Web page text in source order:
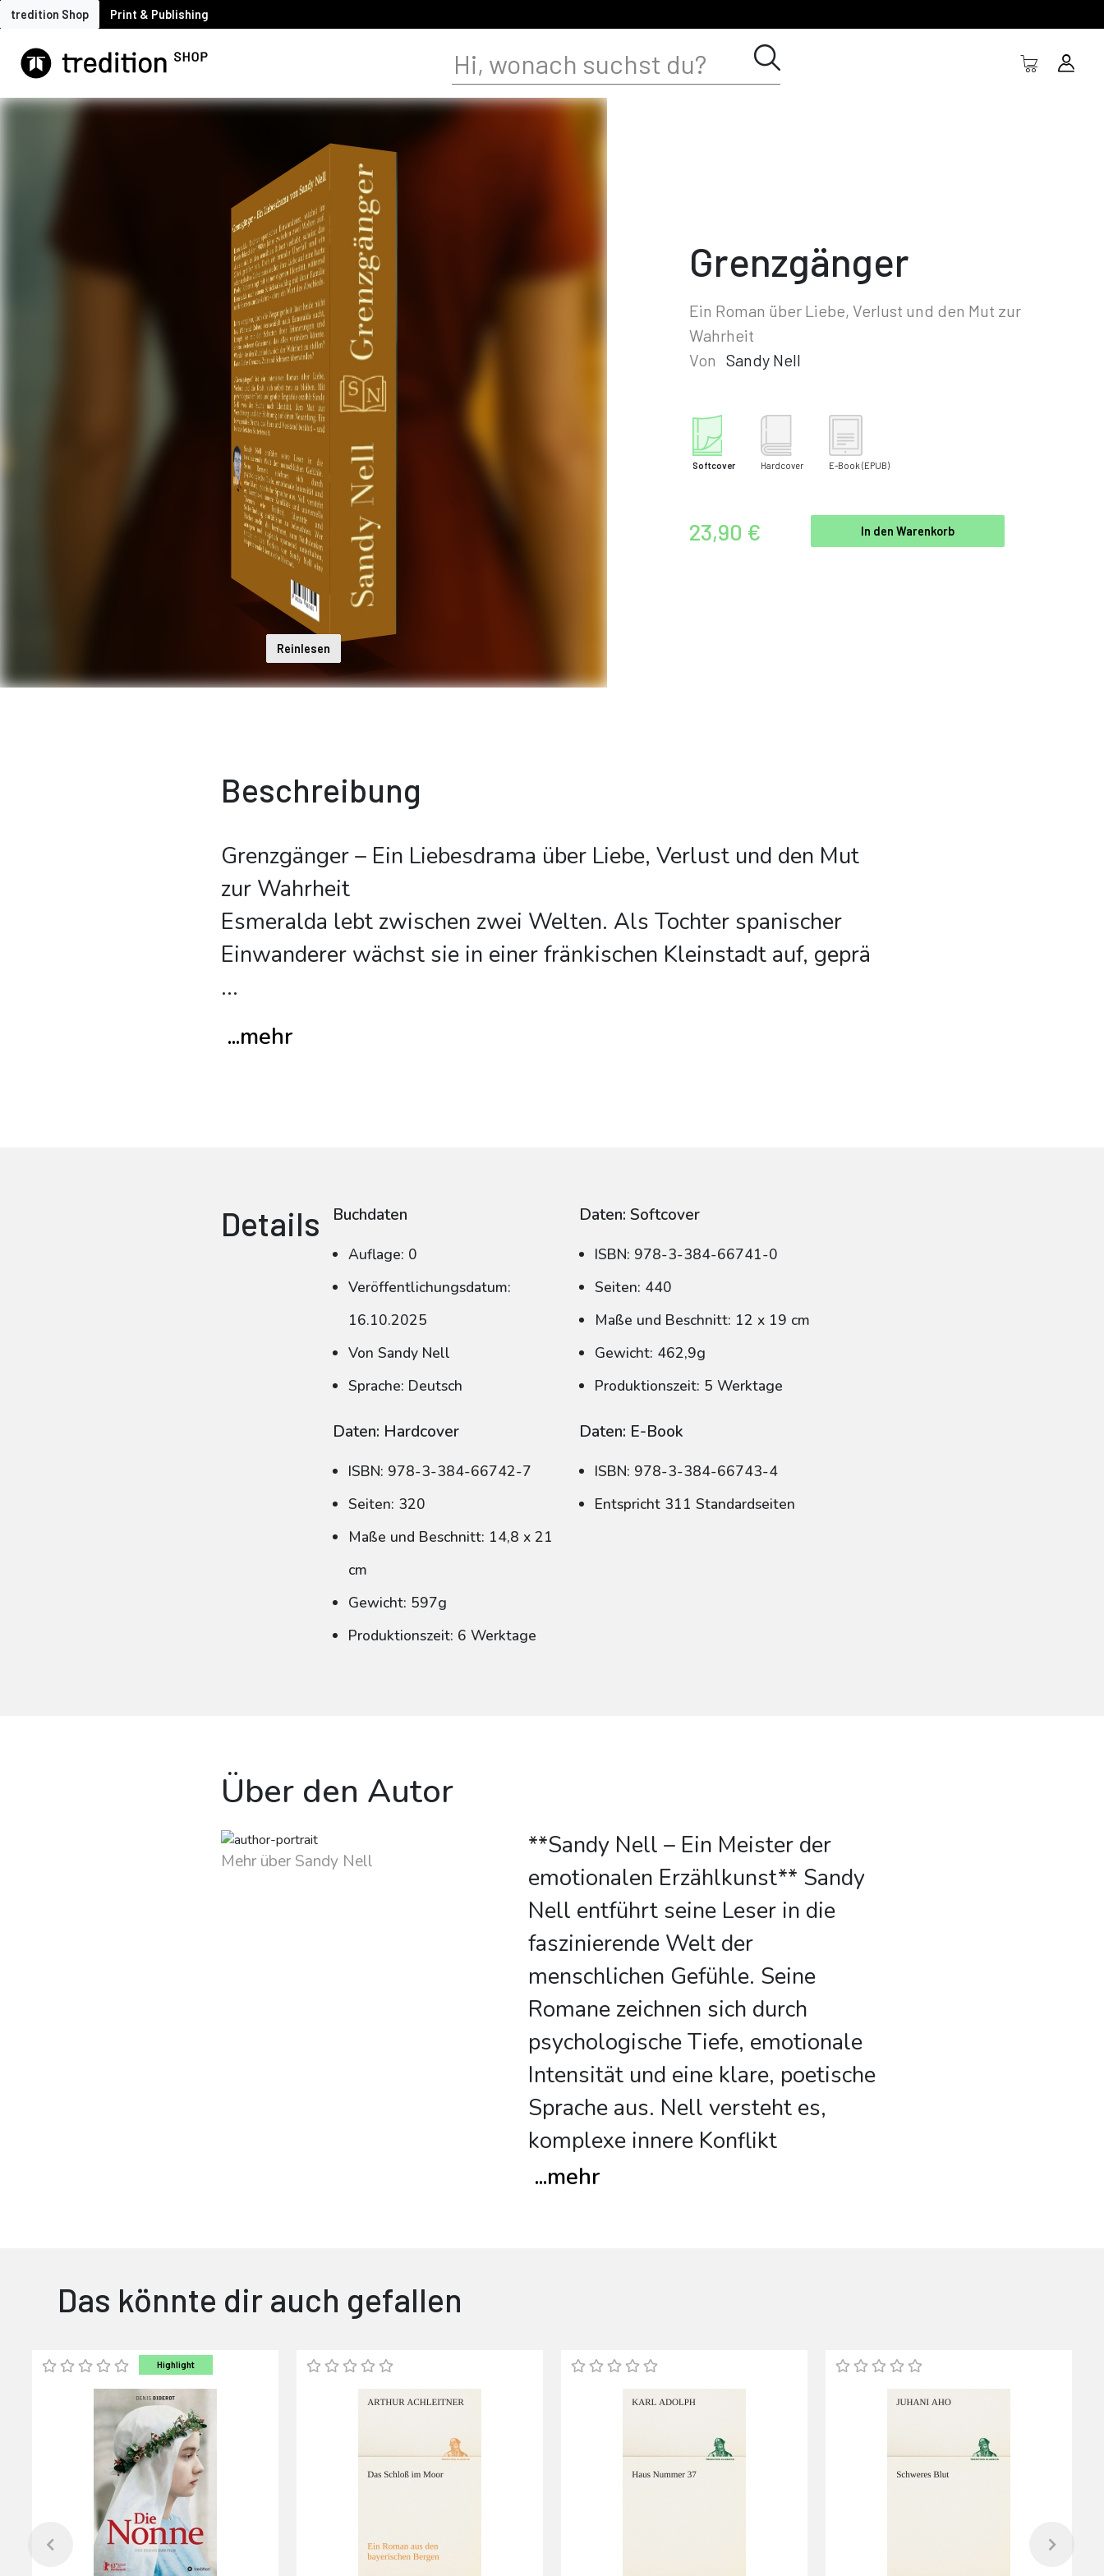
tredition Shop Print & Publishing
Reinlesen
Grenzgänger
Ein Roman über Liebe, Verlust und den Mut zur
Wahrheit
Von Sandy Nell
Softcover Hardcover E-Book (EPUB)
23,90 € In den Warenkorb
Beschreibung
Grenzgänger – Ein Liebesdrama über Liebe, Verlust und den Mut
zur Wahrheit
Esmeralda lebt zwischen zwei Welten. Als Tochter spanischer
Einwanderer wächst sie in einer fränkischen Kleinstadt auf, geprä
...
...mehr
Details Buchdaten
Auflage: 0
Veröffentlichungsdatum:
16.10.2025
Von Sandy Nell
Sprache: Deutsch
Daten: Softcover
ISBN: 978-3-384-66741-0
Seiten: 440
Maße und Beschnitt: 12 x 19 cm
Gewicht: 462,9g
Produktionszeit: 5 Werktage
Daten: Hardcover
ISBN: 978-3-384-66742-7
Seiten: 320
Maße und Beschnitt: 14,8 x 21
cm
Gewicht: 597g
Produktionszeit: 6 Werktage
Daten: E-Book
ISBN: 978-3-384-66743-4
Entspricht 311 Standardseiten
Über den Autor
Mehr über Sandy Nell
**Sandy Nell – Ein Meister der
emotionalen Erzählkunst** Sandy
Nell entführt seine Leser in die
faszinierende Welt der
menschlichen Gefühle. Seine
Romane zeichnen sich durch
psychologische Tiefe, emotionale
Intensität und eine klare, poetische
Sprache aus. Nell versteht es,
komplexe innere Konflikt
...mehr
Das könnte dir auch gefallen
Highlight